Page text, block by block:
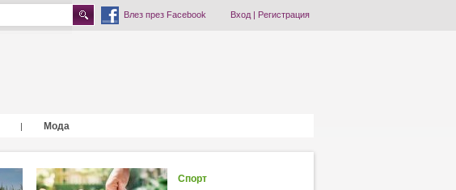
Влез през Facebook Вход| Регистрация
| Мода
Спорт